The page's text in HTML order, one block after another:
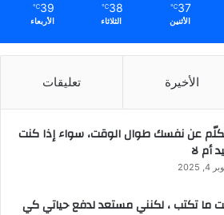
37
℃
الأثنين
38
℃
الثلاثاء
39
℃
الأربعاء
الأخيرة تعليقات
عن نفسك طوال الوقت، سواء إذا كنت
أم لا
2025
ما تكتب ، لكنني مستعد لدفع حياتي كي